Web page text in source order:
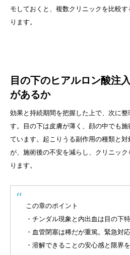
モしておくと、複数クリニックを比較
ります。
目の下のヒアルロン酸注
があるか
効果と持続期間を把握した上で、次に
す。目の下は皮膚が薄く、顔の中でも
ています。起こりうる副作用の種類と
が、施術後の不安を減らし、クリニッ
ります。
この章のポイント
・チンダル現象と内出血は目の下
・血管閉塞は稀だが重篤。緊急対
・溶解できることの安心感と限界